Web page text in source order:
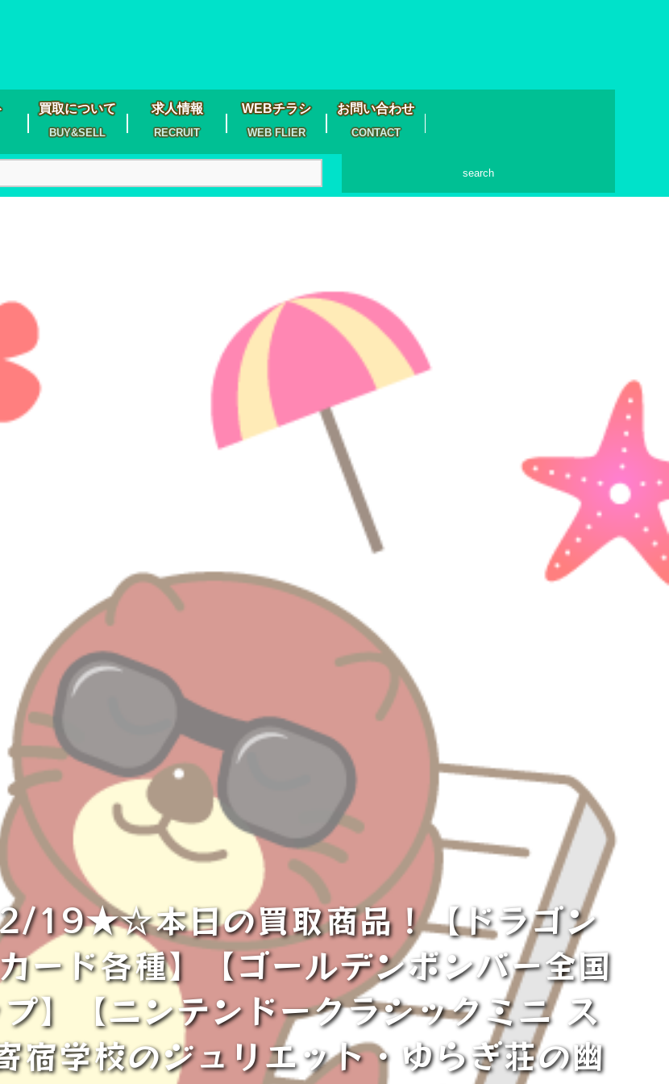
買取について
BUY&SELL
求人情報
RECRUIT
WEBチラシ
WEB FLIER
お問い合わせ
CONTACT
search
19★☆本日の買取商品！【ドラゴン
ード各種】【ゴールデンボンバー全国
】【ニンテンドークラシックミニ ス
宿学校のジュリエット・ゆらぎ荘の幽